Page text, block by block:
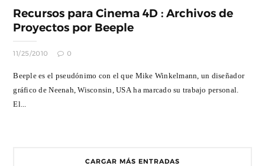
Recursos para Cinema 4D : Archivos de
Proyectos por Beeple
11/25/2010 0
Beeple es el pseudónimo con el que Mike Winkelmann, un diseñador
gráfico de Neenah, Wisconsin, USA ha marcado su trabajo personal.
El...
CARGAR MÁS ENTRADAS